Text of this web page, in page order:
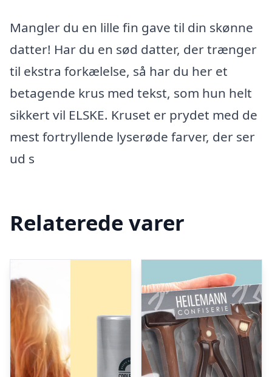
Mangler du en lille fin gave til din skønne
datter! Har du en sød datter, der trænger
til ekstra forkælelse, så har du her et
betagende krus med tekst, som hun helt
sikkert vil ELSKE. Kruset er prydet med de
mest fortryllende lyserøde farver, der ser
ud s
Relaterede varer